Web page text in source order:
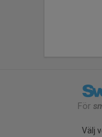
För
Välj